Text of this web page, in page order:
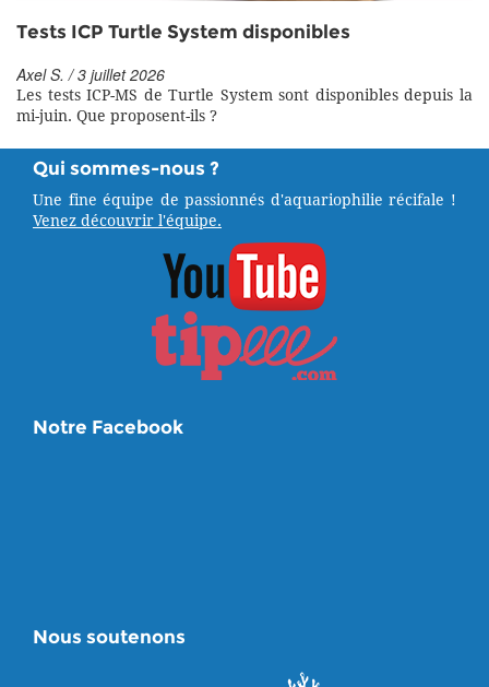
Tests ICP Turtle System disponibles
Axel S. / 3 juillet 2026
Les tests ICP-MS de Turtle System sont disponibles depuis la
mi-juin. Que proposent-ils ?
Qui sommes-nous ?
Une fine équipe de passionnés d'aquariophilie récifale !
Venez découvrir l'équipe.
Notre Facebook
Nous soutenons